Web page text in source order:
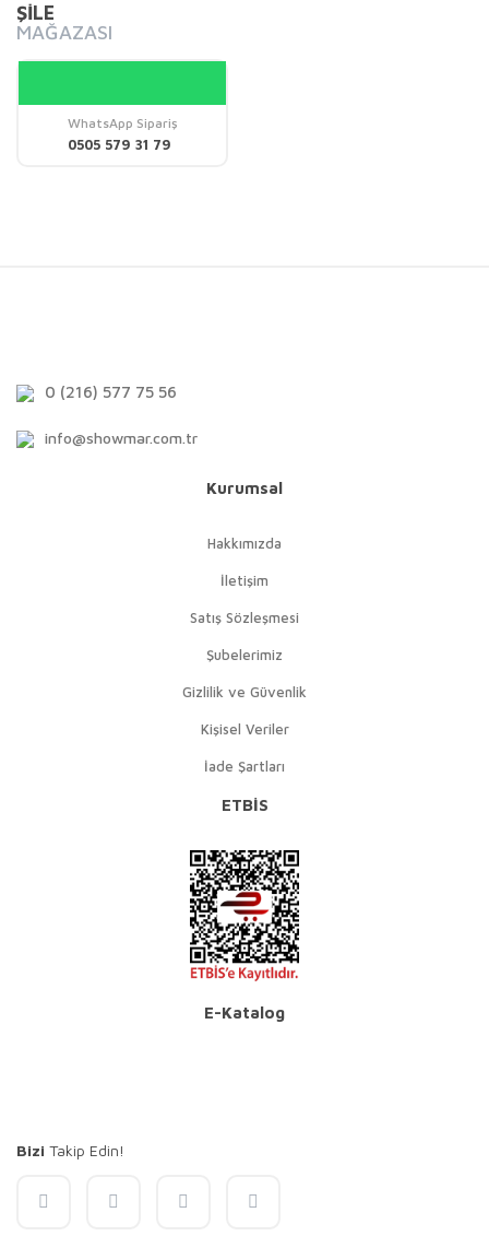
ŞİLE
MAĞAZASI
WhatsApp Sipariş
0505 579 31 79
0 (216) 577 75 56
info@showmar.com.tr
Kurumsal
Hakkımızda
İletişim
Satış Sözleşmesi
Şubelerimiz
Gizlilik ve Güvenlik
Kişisel Veriler
İade Şartları
ETBİS
E-Katalog
Bizi Takip Edin!